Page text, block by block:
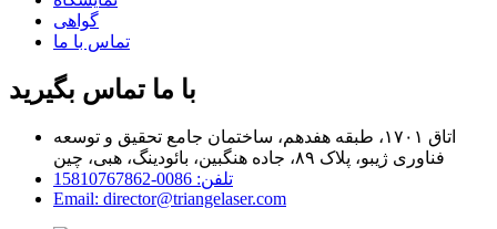
با ما تماس بگیرید
اتاق ۱۷۰۱، طبقه هفدهم، ساختمان جامع تحقیق و توسعه
Email: director@triangelaser.com